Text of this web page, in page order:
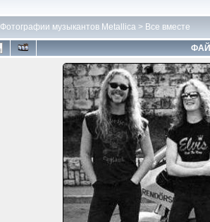
Фотографии музыкантов Metallica > Все вместе